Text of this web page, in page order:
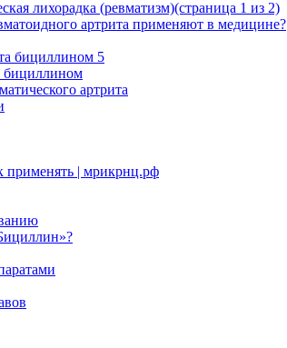
лихорадка (ревматизм)(страница 1 из 2)
артрита применяют в медицине?
бициллином 5
бициллином
артрита
применять | мрикрнц.рф